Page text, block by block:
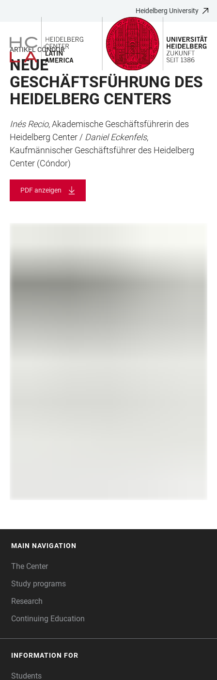
LINKS
MAIN
CONTENT
NAVIGATION
FORM
Heidelberg University
ARTIKEL CÓNDOR
NEUE
GESCHÄFTSFÜHRUNG DES
HEIDELBERG CENTERS
Inés Recio, Akademische Geschäftsführerin des
Heidelberg Center / Daniel Eckenfels,
Kaufmännischer Geschäftsführer des Heidelberg
Center (Cóndor)
PDF anzeigen
MAIN NAVIGATION
The Center
Study programs
Research
Continuing Education
INFORMATION FOR
Students